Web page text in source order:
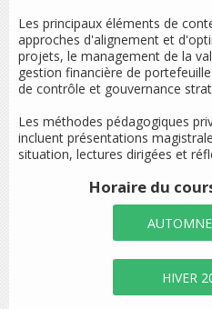
Les principaux éléments de
approches d'alignement et
projets, le management de la
gestion financière de
de contrôle et gouvernance
Les méthodes pédagogiques
incluent présentations
situation, lectures dirigées et
Horaire du
HIVER